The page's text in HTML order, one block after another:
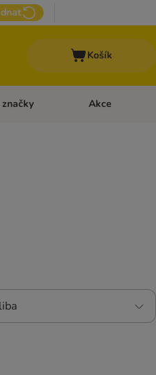
Košík
menu: Ostatní zvířataOtevřít menu:
Akce